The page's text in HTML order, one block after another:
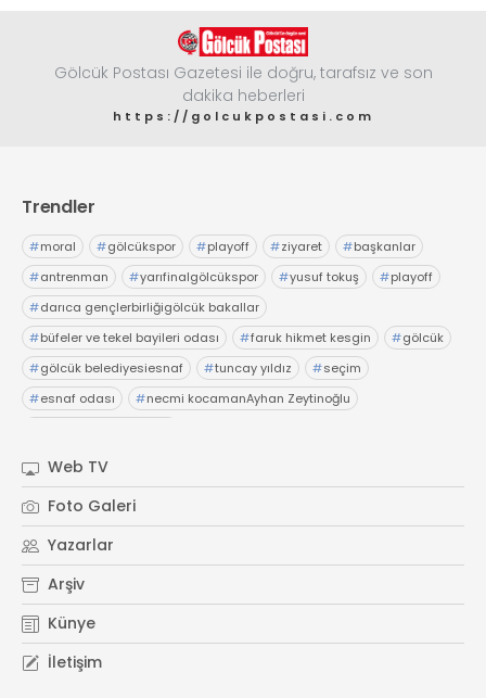
Gölcük Postası Gazetesi ile doğru, tarafsız ve son
dakika heberleri
https://golcukpostasi.com
Trendler
#moral #gölcükspor #playoff #ziyaret #başkanlar
#antrenman #yarıfinalgölcükspor #yusuf tokuş #playoff
#darıca gençlerbirliğigölcük bakallar
#büfeler ve tekel bayileri odası #faruk hikmet kesgin #gölcük
#gölcük belediyesiesnaf #tuncay yıldız #seçim
#esnaf odası #necmi kocamanAyhan Zeytinoğlu
Web TV
Foto Galeri
Yazarlar
Arşiv
Künye
İletişim